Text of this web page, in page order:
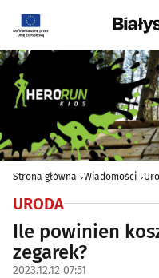
Strona główna Wiadomości
URODA
Ile powinien
zegarek?
2023.12.12 07:51